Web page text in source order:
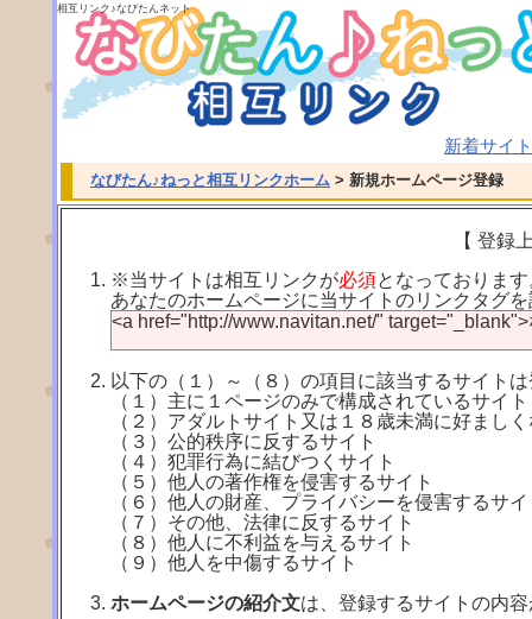
相互リンク登録をしてく
相互リンク♪なびたんネット
新着サイト
なびたん♪ねっと相互リンクホーム > 新規ホームページ登録
【 登録
※当サイトは相互リンクが必須となっておりま
あなたのホームページに当サイトのリンクタグ
<a href="http://www.navitan.net/"
以下の（１）～（８）の項目に該当するサイト
（１）主に１ページのみで構成されているサイト
（２）アダルトサイト又は１８歳未満に好まし
（３）公的秩序に反するサイト
（４）犯罪行為に結びつくサイト
（５）他人の著作権を侵害するサイト
（６）他人の財産、プライバシーを侵害するサ
（７）その他、法律に反するサイト
（８）他人に不利益を与えるサイト
（９）他人を中傷するサイト
ホームページの紹介文は、登録するサイトの内